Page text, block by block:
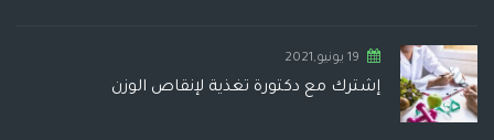
19 يونيو,2021
إشترك مع دكتورة تغذية لإنقاص الوزن